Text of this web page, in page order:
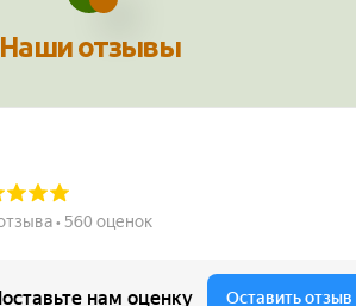
Наши отзывы